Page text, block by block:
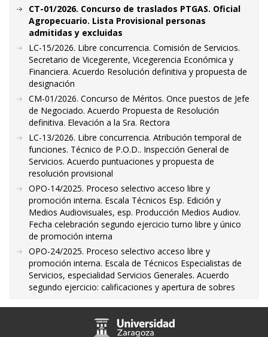
CT-01/2026. Concurso de traslados PTGAS. Oficial
Agropecuario. Lista Provisional personas
admitidas y excluidas
LC-15/2026. Libre concurrencia. Comisión de Servicios.
Secretario de Vicegerente, Vicegerencia Económica y
Financiera. Acuerdo Resolución definitiva y propuesta de
designación
CM-01/2026. Concurso de Méritos. Once puestos de Jefe
de Negociado. Acuerdo Propuesta de Resolución
definitiva. Elevación a la Sra. Rectora
LC-13/2026. Libre concurrencia. Atribución temporal de
funciones. Técnico de P.O.D.. Inspección General de
Servicios. Acuerdo puntuaciones y propuesta de
resolución provisional
OPO-14/2025. Proceso selectivo acceso libre y
promoción interna. Escala Técnicos Esp. Edición y
Medios Audiovisuales, esp. Producción Medios Audiov.
Fecha celebración segundo ejercicio turno libre y único
de promoción interna
OPO-24/2025. Proceso selectivo acceso libre y
promoción interna. Escala de Técnicos Especialistas de
Servicios, especialidad Servicios Generales. Acuerdo
segundo ejercicio: calificaciones y apertura de sobres